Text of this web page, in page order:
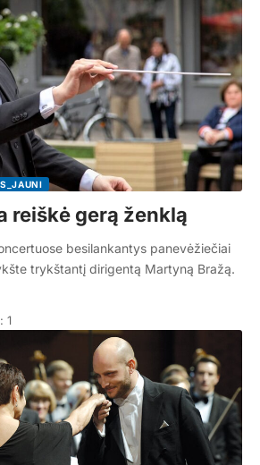
reiškė gerą ženklą
besilankantys panevėžiečiai
trykštantį dirigentą Martyną Bražą.
1